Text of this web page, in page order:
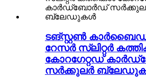
ടങ്സ്റ്റൺ കാർബൈഡ്
റേസർ സ്ലിറ്റർ
കോറഗേറ്റഡ്
സർക്കുലർ